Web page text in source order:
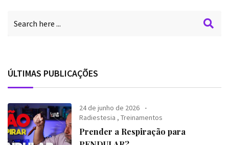
ÚLTIMAS PUBLICAÇÕES
24 de junho de 2026
Radiestesia ,Treinamentos
Prender a Respiração para